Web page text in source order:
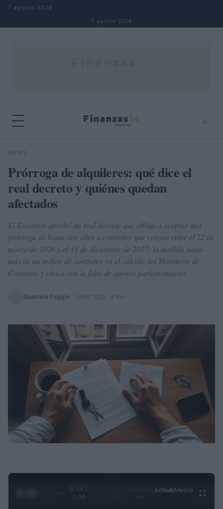
Saltar al contenido
7 agosto 2026
7 agosto 2026
⌕
Buscar
NEWS
Prórroga de alquileres: qué dice el
real decreto y quiénes quedan
afectados
El Ejecutivo aprobó un real decreto que obliga a aceptar una
prórroga de hasta dos años a contratos que venzan entre el 22 de
marzo de 2026 y el 31 de diciembre de 2027; la medida suma
más de un millón de contratos en el cálculo del Ministerio de
Consumo y choca con la falta de apoyos parlamentarios
Beatrice Faggin 1 abril 2026 · 4 min
0:29 /
3:09
Ad hubMedia